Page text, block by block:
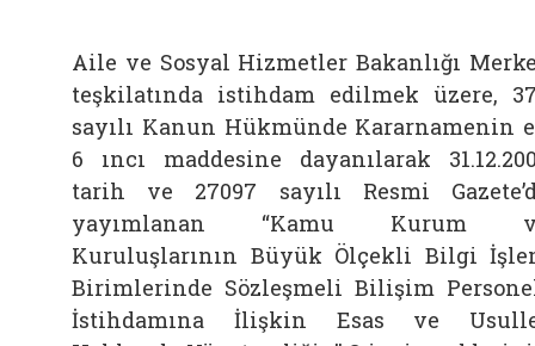
Aile ve Sosyal Hizmetler Bakanlığı
teşkilatında istihdam edilmek üzere,
sayılı Kanun Hükmünde Kararnamenin
6 ıncı maddesine dayanılarak
tarih ve 27097 sayılı Resmi
yayımlanan “Kamu Kurum
Kuruluşlarının Büyük Ölçekli Bilgi
Birimlerinde Sözleşmeli Bilişim
İstihdamına İlişkin Esas ve